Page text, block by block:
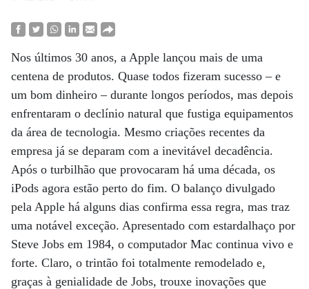
Nos últimos 30 anos, a Apple lançou mais de uma
centena de produtos. Quase todos fizeram sucesso – e
um bom dinheiro – durante longos períodos, mas depois
enfrentaram o declínio natural que fustiga equipamentos
da área de tecnologia. Mesmo criações recentes da
empresa já se deparam com a inevitável decadência.
Após o turbilhão que provocaram há uma década, os
iPods agora estão perto do fim. O balanço divulgado
pela Apple há alguns dias confirma essa regra, mas traz
uma notável exceção. Apresentado com estardalhaço por
Steve Jobs em 1984, o computador Mac continua vivo e
forte. Claro, o trintão foi totalmente remodelado e,
graças à genialidade de Jobs, trouxe inovações que